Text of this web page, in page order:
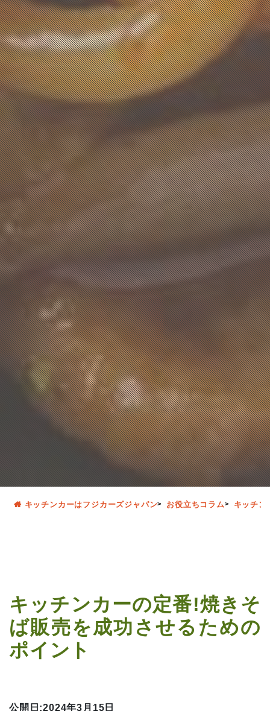
キッチンカーはフジカーズジャパン お役立ちコラム キッチン
キッチンカーの定番!焼きそ
ば販売を成功させるための
ポイント
公開日:2024年3月15日